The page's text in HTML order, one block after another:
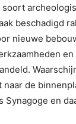
soort
beschadigd
nieuwe
de
Synagoge en